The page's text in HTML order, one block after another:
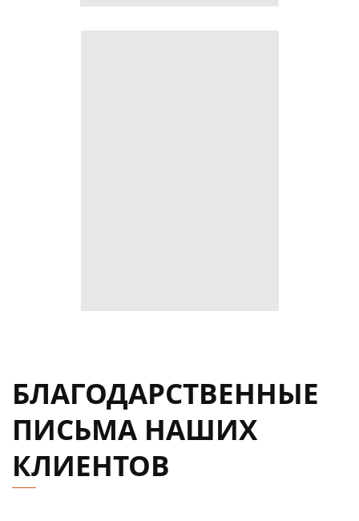
БЛАГОДАРСТВЕННЫЕ
ПИСЬМА НАШИХ
КЛИЕНТОВ